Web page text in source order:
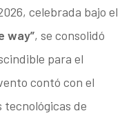
celebrada bajo el
way”, se consolidó
para el
contó con el
tecnológicas de